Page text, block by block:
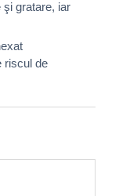
şi gratare, iar
riscul de